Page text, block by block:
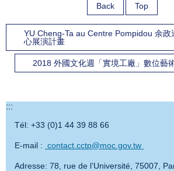
Back Top
YU Cheng-Ta au Centre Pompidou 余政
心展演計畫
2018 外國文化週「實境工廠」數位藝
:::
Tél: +33 (0)1 44 39 88 66
E-mail : contact.cctp@moc.gov.tw
Adresse: 78, rue de l’Université, 75007,